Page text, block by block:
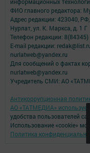
ФИО главного редактора:
Адрес редакции: 423040,
Нурлат, ул. К. Маркса, д. 1 Г
Телефон редакции: 8(84345)
E-mail редакции:
nurlatweb@yandex.ru
Для сообщений о фактах
nurlatweb@yandex.ru
Учредитель СМИ: АО
Антикоррупционная
АО «ТАТМЕДИА» использует
удобства пользователей
Использование «cookie»
Политика